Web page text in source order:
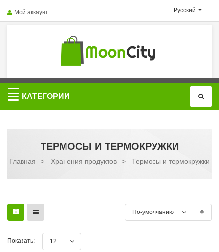
Русский
Мой аккаунт
Категории
КАТЕГОРИИ
ТЕРМОСЫ И ТЕРМОКРУЖКИ
Главная > Хранения продуктов > Термосы и термокружки
По-умолчанию
Показать: 12